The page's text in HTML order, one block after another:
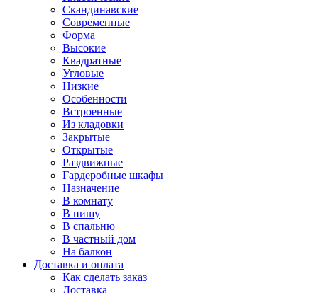
Скандинавские
Современные
Форма
Высокие
Квадратные
Угловые
Низкие
Особенности
Встроенные
Из кладовки
Закрытые
Открытые
Раздвижные
Гардеробные шкафы
Назначение
В комнату
В нишу
В спальню
В частный дом
На балкон
Доставка и оплата
Как сделать заказ
Доставка